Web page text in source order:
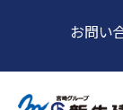
お問い